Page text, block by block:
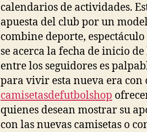
calendarios de actividades.
apuesta del club por un
combine deporte,
se acerca la fecha de inicio
entre los seguidores es
para vivir esta nueva era con
camisetasdefutbolshop
quienes desean mostrar su
con las nuevas camisetas o